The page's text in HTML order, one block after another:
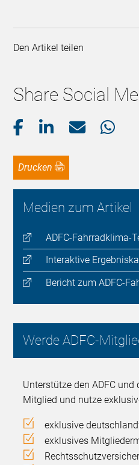
Den Artikel teilen
Share Social
Drucken
Medien zum Artikel
ADFC-Fahrradklima-
Interaktive
Bericht zum ADFC-
Werde ADFC-
Unterstütze den ADFC und
Mitglied und nutze
exklusive
exklusives